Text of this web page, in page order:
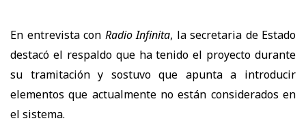
En entrevista con Radio Infinita, la secretaria de Estado
destacó el respaldo que ha tenido el proyecto durante
su tramitación y sostuvo que apunta a introducir
elementos que actualmente no están considerados en
el sistema.